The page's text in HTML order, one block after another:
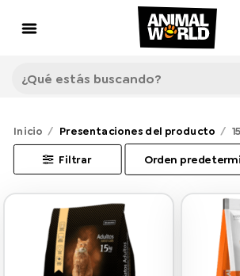
Buscar
por:
Inicio / Presentaciones del producto /
Filtrar